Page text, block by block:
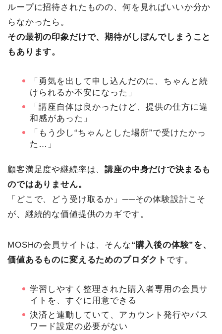
ループに招待されたものの、何を見ればいいか分か
らなかったら。
その最初の印象だけで、期待がしぼんでしまうこと
もあります。
「勇気を出して申し込んだのに、ちゃんと続
けられるか不安になった」
「講座自体は良かったけど、提供の仕方に違
和感があった」
「もう少し“ちゃんとした場所”で受けたかっ
た…」
顧客満足度や継続率は、講座の中身だけで決まるも
のではありません。
「どこで、どう受け取るか」──その体験設計こそ
が、継続的な価値提供のカギです。
MOSHの会員サイトは、そんな“購入後の体験”を、
価値あるものに変えるためのプロダクト です。
学習しやすく整理された購入者専用の会員サ
イトを、すぐに用意できる
決済と連動していて、アカウント発行やパス
ワード設定の必要がない